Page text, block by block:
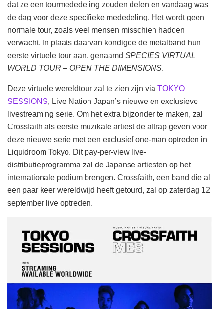
dat ze een tourmededeling zouden delen en vandaag was
de dag voor deze specifieke mededeling. Het wordt geen
normale tour, zoals veel mensen misschien hadden
verwacht. In plaats daarvan kondigde de metalband hun
eerste virtuele tour aan, genaamd SPECIES VIRTUAL
WORLD TOUR – OPEN THE DIMENSIONS.
Deze virtuele wereldtour zal te zien zijn via TOKYO
SESSIONS, Live Nation Japan’s nieuwe en exclusieve
livestreaming serie. Om het extra bijzonder te maken, zal
Crossfaith als eerste muzikale artiest de aftrap geven voor
deze nieuwe serie met een exclusief one-man optreden in
Liquidroom Tokyo. Dit pay-per-view live-
distributieprogramma zal de Japanse artiesten op het
internationale podium brengen. Crossfaith, een band die al
een paar keer wereldwijd heeft getourd, zal op zaterdag 12
september live optreden.